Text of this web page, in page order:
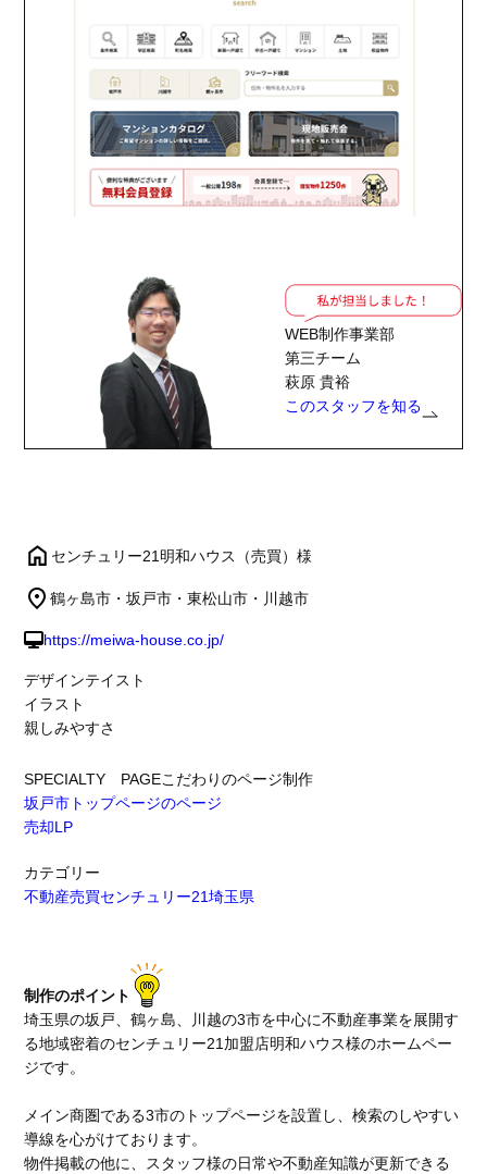
WEB制作事業部
第三チーム
萩原 貴裕
このスタッフを知る
センチュリー21明和ハウス（売買）様
鶴ヶ島市・坂戸市・東松山市・川越市
https://meiwa-house.co.jp/
デザインテイスト
イラスト
親しみやすさ
SPECIALTY PAGEこだわりのページ制作
坂戸市トップページのページ
売却LP
カテゴリー
不動産売買センチュリー21埼玉県
制作のポイント
埼玉県の坂戸、鶴ヶ島、川越の3市を中心に不動産事業を展開す
る地域密着のセンチュリー21加盟店明和ハウス様のホームペー
ジです。
メイン商圏である3市のトップページを設置し、検索のしやすい
導線を心がけております。
物件掲載の他に、スタッフ様の日常や不動産知識が更新できる